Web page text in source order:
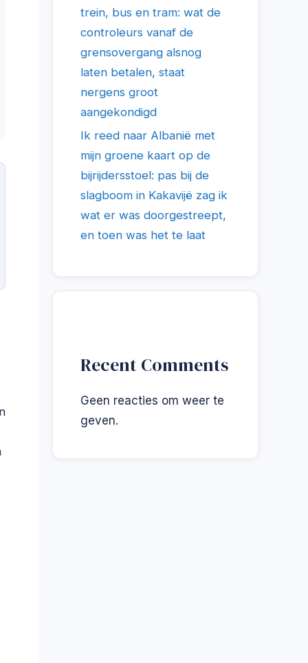
trein, bus en tram: wat de
controleurs vanaf de
grensovergang alsnog
laten betalen, staat
nergens groot
aangekondigd
Ik reed naar Albanië met
mijn groene kaart op de
bijrijdersstoel: pas bij de
slagboom in Kakavijë zag ik
wat er was doorgestreept,
en toen was het te laat
Recent Comments
Geen reacties om weer te
geven.